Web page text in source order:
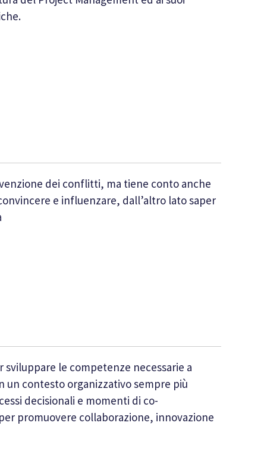
dei conflitti, ma tiene conto anche
e influenzare, dall’altro lato saper
le competenze necessarie a
un contesto organizzativo sempre più
decisionali e momenti di co-
promuovere collaborazione, innovazione